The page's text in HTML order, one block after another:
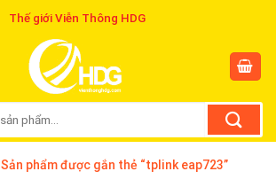
Thế giới Viễn Thông HDG
Sản phẩm được gắn thẻ “tplink eap723”